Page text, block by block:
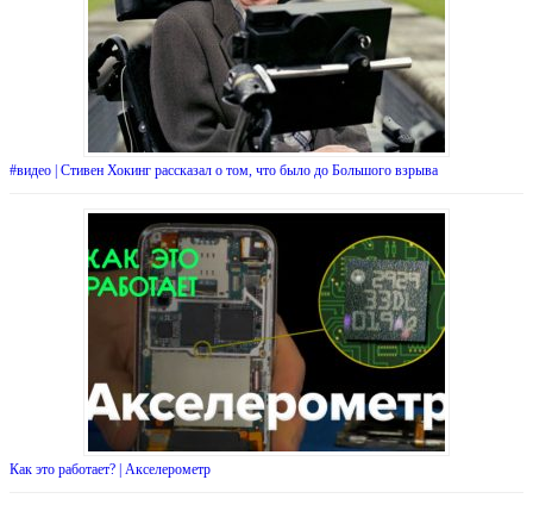
#видео | Стивен Хокинг рассказал о том, что было до Большого взрыва
Как это работает? | Акселерометр